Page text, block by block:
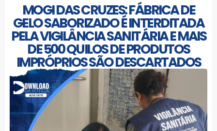
MOGI DAS CRUZES: FÁBRICA DE
GELO SABORIZADO É INTERDITADA
PELA VIGILÂNCIA SANITÁRIA E MAIS
DE 500 QUILOS DE PRODUTOS
IMPRÓPRIOS SÃO DESCARTADOS